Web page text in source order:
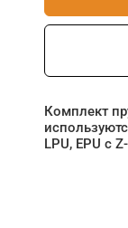
Комплект
LPU, EPU с